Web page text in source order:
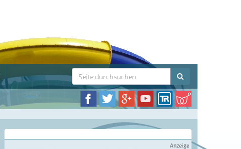
Anzeige